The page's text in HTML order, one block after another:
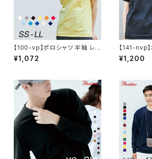
【100-vp】ポロシャツ 半袖 レデ
ィース 無地 メンズ UVカット 形
状安定 厚手 ポケット 春 夏 父
無料 SALE セール 通学 通勤
服 printstar プリントスター ポ
ケット付き T/Cポロシャツ 5.8
オンス
¥1,072
【141-nvp
レディース
ポロシャツ(
¥1,200